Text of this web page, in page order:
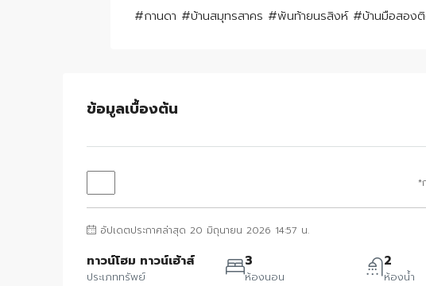
#กานดา #บ้านสมุทรสาคร #พันท้ายนรสิงห์ #บ้านมือสอง
ข้อมูลเบื้องต้น
*
อัปเดตประกาศล่าสุด 20 มิถุนายน 2026 14:57 น.
ทาวน์โฮม ทาวน์เฮ้าส์
ประเภททรัพย์
3
ห้องนอน
2
ห้องน้ำ